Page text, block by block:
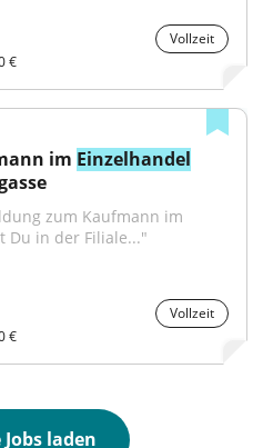
Vollzeit
€
im Einzelhandel
Du in der Filiale..."
Vollzeit
€
laden